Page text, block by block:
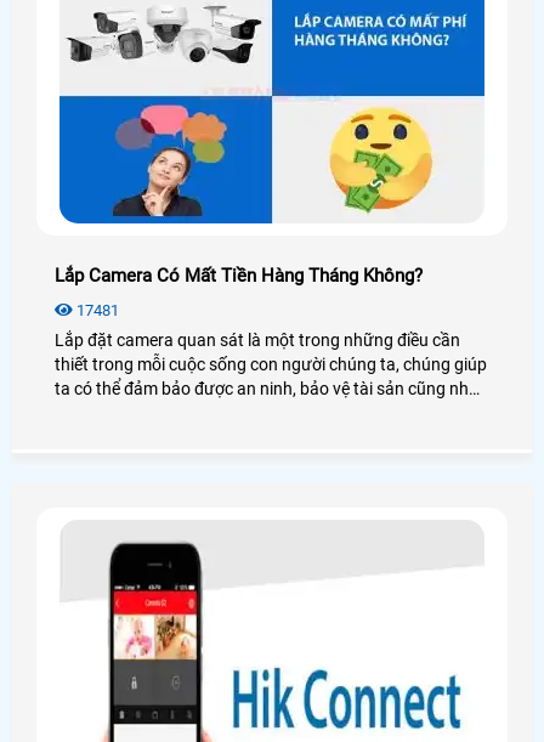
Lắp Camera Có Mất Tiền Hàng Tháng Không?
17481
Lắp đặt camera quan sát là một trong những điều cần
thiết trong mỗi cuộc sống con người chúng ta, chúng giúp
ta có thể đảm bảo được an ninh, bảo vệ tài sản cũng như